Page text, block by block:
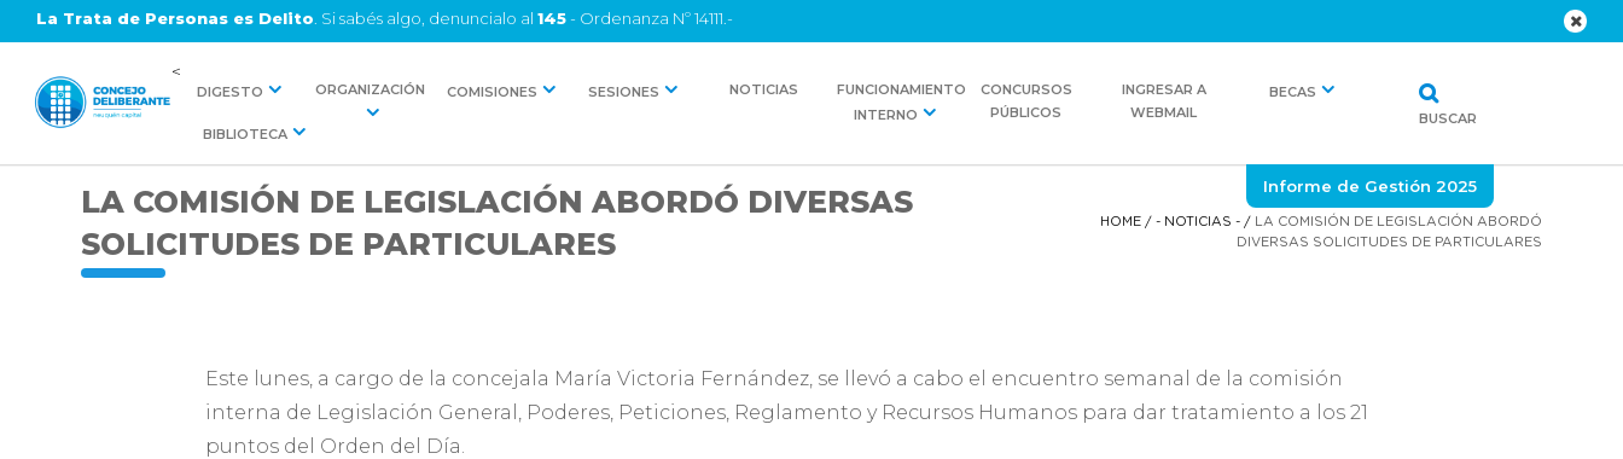
La Trata de Personas es Delito . Si sabés algo, denuncialo al 145- Ordenanza Nº 14111.-
<
DIGESTO ORGANIZACIÓN COMISIONES SESIONES NOTICIAS
FUNCIONAMIENTO
INTERNO
CONCURSOS
PÚBLICOS
INGRESAR A
WEBMAIL
BECAS
BIBLIOTECA
BUSCAR
Informe de Gestión 2025
LA COMISIÓN DE LEGISLACIÓN ABORDÓ DIVERSAS
SOLICITUDES DE PARTICULARES
HOME/ - NOTICIAS -/
LA COMISIÓN DE LEGISLACIÓN ABORDÓ
DIVERSAS SOLICITUDES DE PARTICULARES
Este lunes, a cargo de la concejala María Victoria Fernández, se llevó a cabo el encuentro semanal de la comisión
interna de Legislación General, Poderes, Peticiones, Reglamento y Recursos Humanos para dar tratamiento a los 21
puntos del Orden del Día.